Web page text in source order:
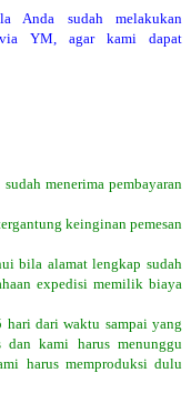
Anda sudah melakukan
YM, agar kami dapat
menerima pembayaran
keinginan pemesan
bila alamat lengkap sudah
expedisi memilik biaya
hari dari waktu sampai yang
kami harus menunggu
harus memproduksi dulu